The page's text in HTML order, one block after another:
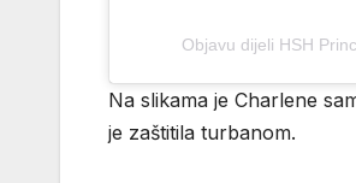
Objavu dijeli HSH
Na slikama je Charlene
je zaštitila turbanom.